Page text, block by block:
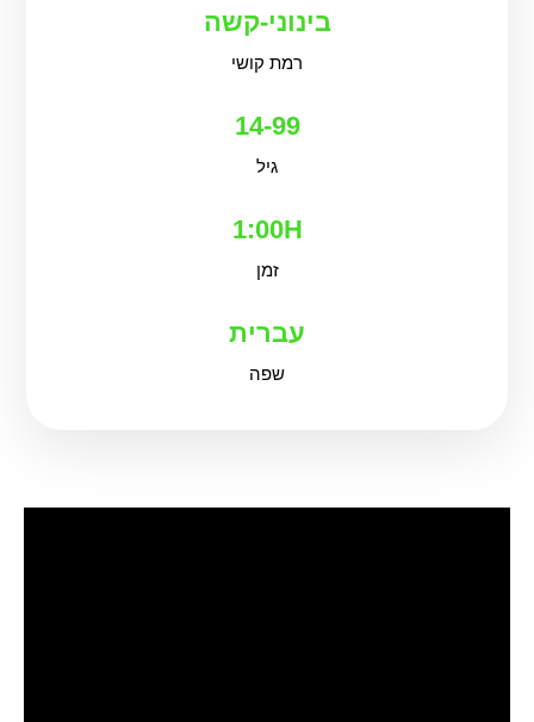
בינוני-קשה
רמת קושי
14-99
גיל
1:00H
זמן
עברית
שפה